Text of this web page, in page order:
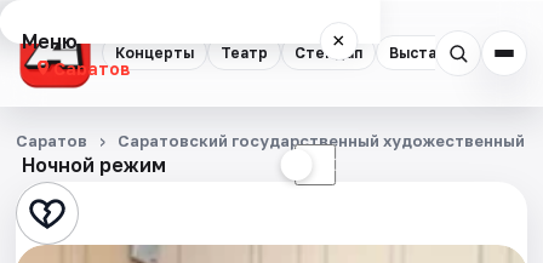
Концерты Театр Стендап Выставки
Меню ×
Саратов
Концерты
Театр
Стендап
Ночной режим ☾
Саратов Саратовский государственный художественный